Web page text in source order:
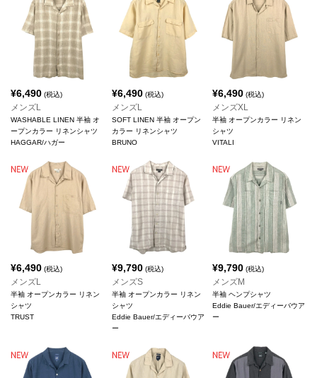
¥6,490 (税込)
メンズL
WASHABLE LINEN 半袖 オ
ープンカラー リネンシャツ
HAGGAR/ハガー
¥6,490(税込)
メンズL
SOFT LINEN 半袖 オープン
カラー リネンシャツ
BRUNO
¥6,490 (税込)
メンズXL
半袖 オープンカラー リネン
シャツ
VITALI
¥6,490 (税込)
メンズL
半袖 オープンカラー リネン
シャツ
TRUST
¥9,790(税込)
メンズS
半袖 オープンカラー リネン
シャツ
Eddie Bauer/エディーバウア
ー
¥9,790 (税込)
メンズM
半袖 ヘンプシャツ
Eddie Bauer/エディーバウア
ー